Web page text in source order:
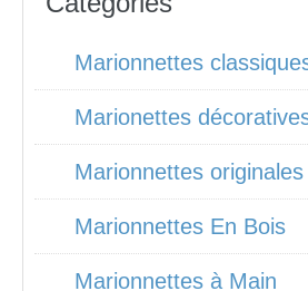
Marionnettes
Marionettes
Marionnettes originales
Marionnettes En Bois
Marionnettes à Main